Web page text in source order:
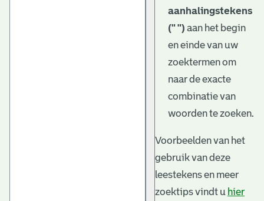
aanhalingstekens
(" ") aan het begin
en einde van uw
zoektermen om
naar de exacte
combinatie van
woorden te zoeken.
Voorbeelden van het
gebruik van deze
leestekens en meer
zoektips vindt u hier